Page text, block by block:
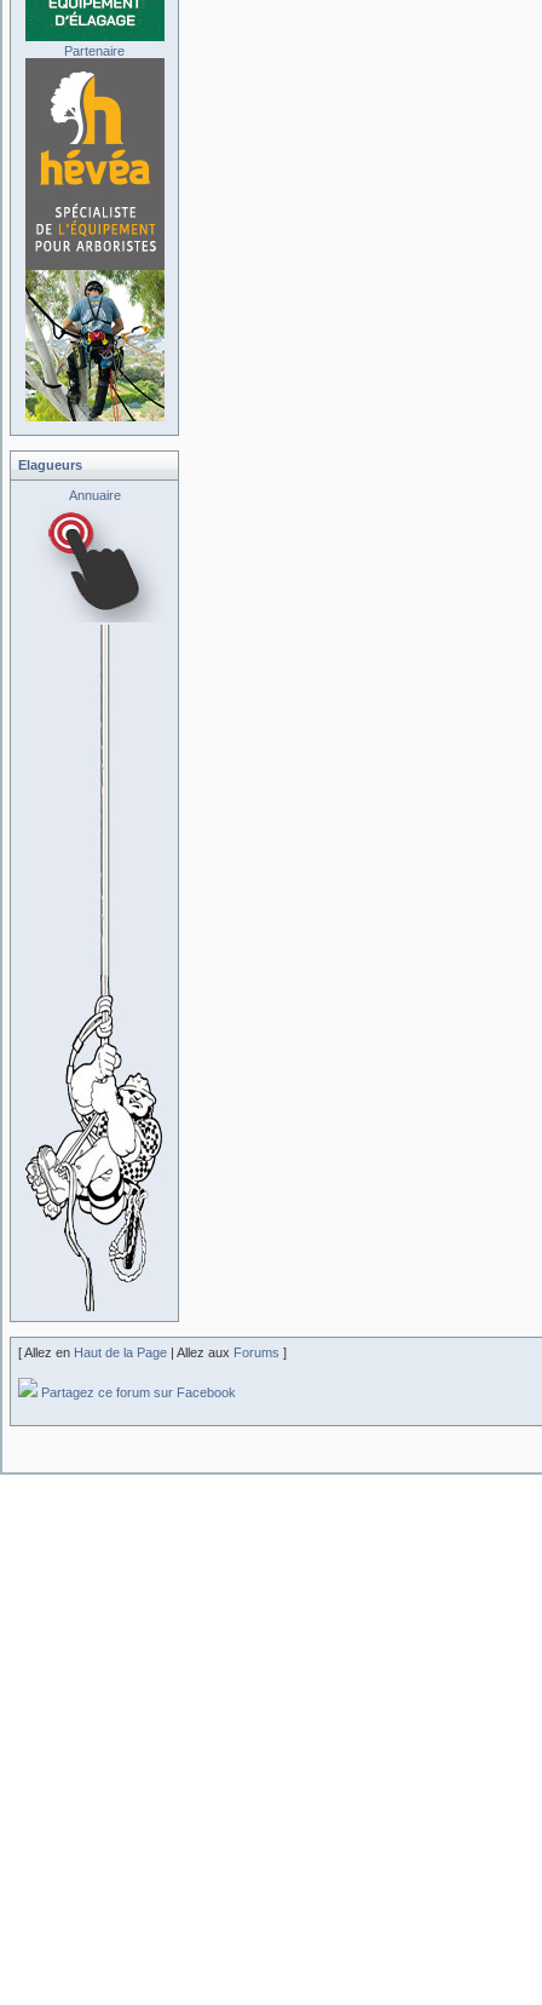
Partenaire
Elagueurs
Annuaire
[ Allez en Haut de la Page | Allez aux Forums ]
Partagez ce forum sur Facebook